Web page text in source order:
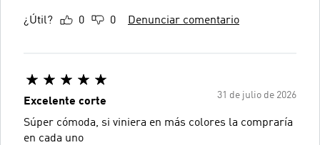
¿Útil? 0 0 Denunciar comentario
31 de julio de 2026
Excelente corte
Súper cómoda, si viniera en más colores la compraría
en cada uno